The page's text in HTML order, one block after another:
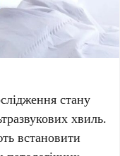
стану
хвиль.
встановити